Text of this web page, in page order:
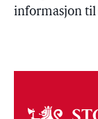
informasjon til
Om